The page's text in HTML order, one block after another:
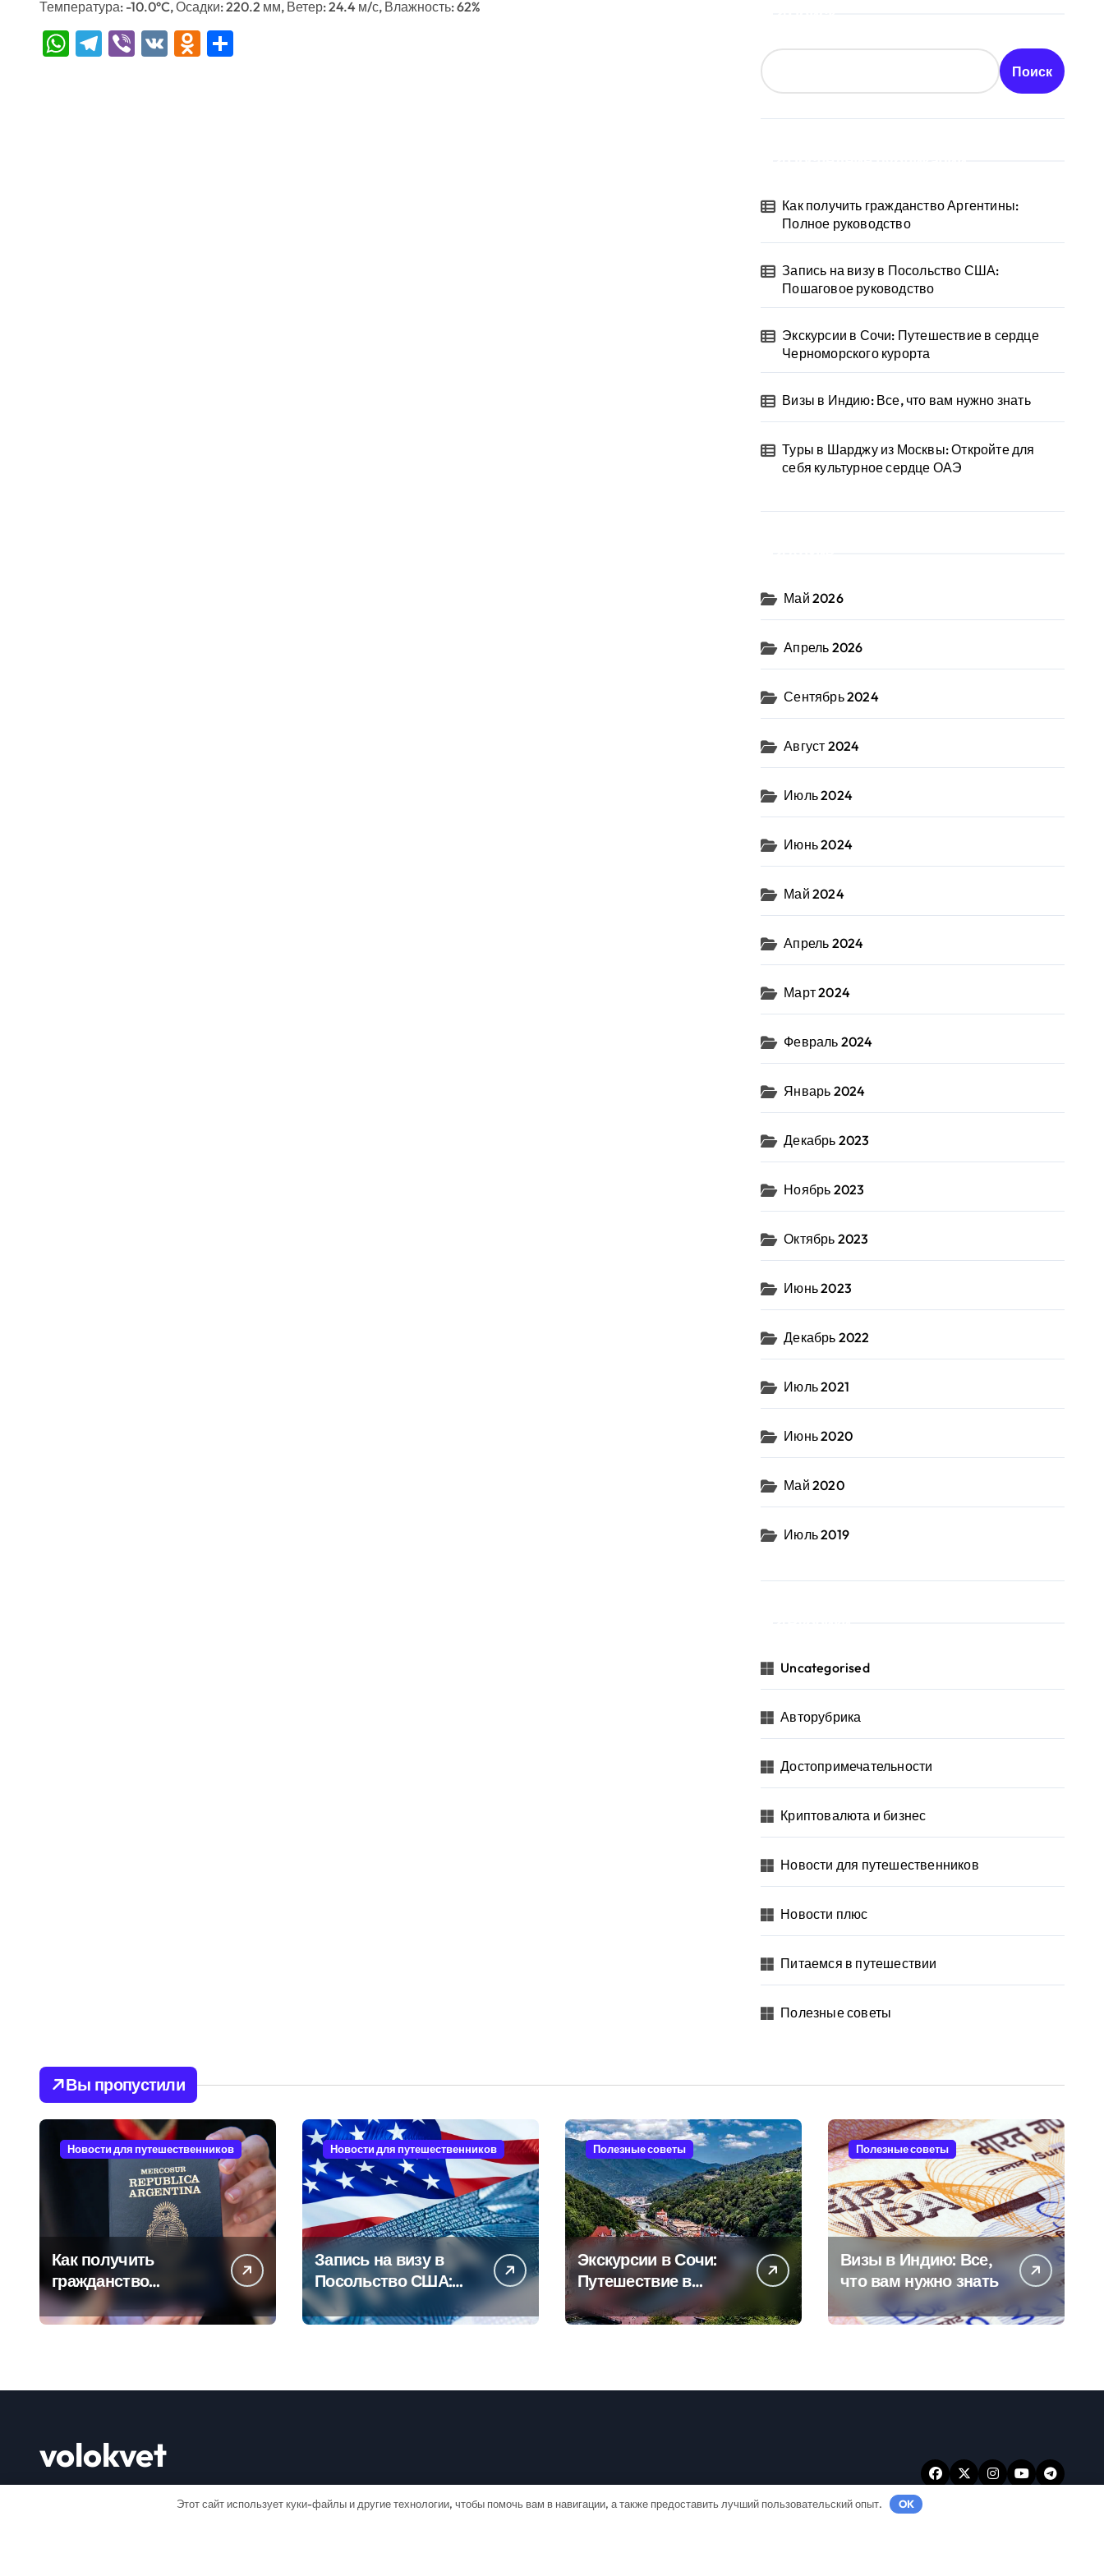
Температура: -10.0°C, Осадки: 220.2 мм, Ветер: 24.4 м/с, Влажность: 62%
WhatsApp
Telegram
Viber
VK Odnoklassniki
Поиск
Как получить гражданство Аргентины:
Полное руководство
Запись на визу в Посольство США:
Пошаговое руководство
Экскурсии в Сочи: Путешествие в сердце
Черноморского курорта
Визы в Индию: Все, что вам нужно знать
Туры в Шарджу из Москвы: Откройте для
себя культурное сердце ОАЭ
Май 2026
Апрель 2026
Сентябрь 2024
Август 2024
Июль 2024
Июнь 2024
Май 2024
Апрель 2024
Март 2024
Февраль 2024
Январь 2024
Декабрь 2023
Ноябрь 2023
Октябрь 2023
Июнь 2023
Декабрь 2022
Июль 2021
Июнь 2020
Май 2020
Июль 2019
Uncategorised
Авторубрика
Достопримечательности
Криптовалюта и бизнес
Новости для путешественников
Новости плюс
Питаемся в путешествии
Полезные советы
Вы пропустили
Новости для путешественников
Как получить
гражданство
Аргентины: Полное
руководство
Новости для путешественников
Запись на визу в
Посольство США:
Пошаговое
руководство
Полезные советы
Экскурсии в Сочи:
Путешествие в
сердце
Черноморского
Полезные советы
Визы в Индию: Все,
что вам нужно знать
volokvet
Этот сайт использует куки-файлы и другие технологии, чтобы помочь вам в навигации, а также предоставить лучший пользовательский опыт. OK